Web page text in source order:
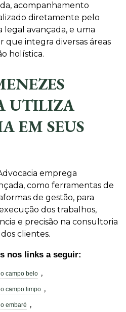
acompanhamento
diretamente pelo
legal avançada, e uma
integra diversas áreas
holística.
UTILIZA
EM SEUS
emprega
como ferramentas de
de gestão, para
dos trabalhos,
e precisão na consultoria
clientes.
nos links a seguir:
campo belo ,
campo limpo ,
embaré ,